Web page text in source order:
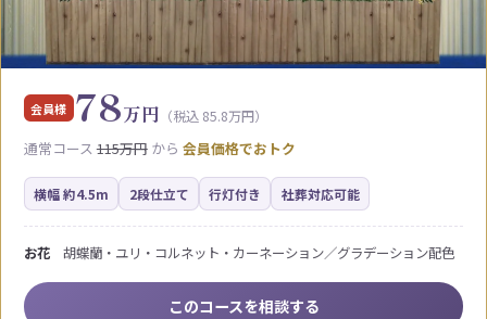
会員様 78万円 （税込 85.8万円）
通常コース115万円から 会員価格でおトク
横幅 約4.5m 2段仕立て 行灯付き 社葬対応可能
お花胡蝶蘭・ユリ・コルネット・カーネーション／グラデーション配色
このコースを相談する